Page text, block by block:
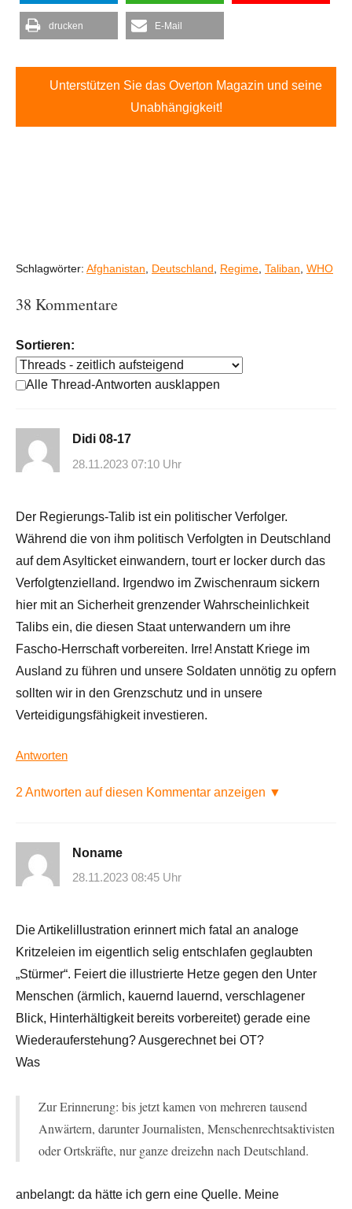
drucken E-Mail
Unterstützen Sie das Overton Magazin und seine
Unabhängigkeit!
Schlagwörter: Afghanistan, Deutschland, Regime, Taliban, WHO
38 Kommentare
Sortieren:
Alle Thread-Antworten ausklappen
Didi 08-17
28.11.2023 07:10 Uhr
Der Regierungs-Talib ist ein politischer Verfolger.
Während die von ihm politisch Verfolgten in Deutschland
auf dem Asylticket einwandern, tourt er locker durch das
Verfolgtenzielland. Irgendwo im Zwischenraum sickern
hier mit an Sicherheit grenzender Wahrscheinlichkeit
Talibs ein, die diesen Staat unterwandern um ihre
Fascho-Herrschaft vorbereiten. Irre! Anstatt Kriege im
Ausland zu führen und unsere Soldaten unnötig zu opfern
sollten wir in den Grenzschutz und in unsere
Verteidigungsfähigkeit investieren.
Antworten
2 Antworten auf diesen Kommentar anzeigen ▼
Noname
28.11.2023 08:45 Uhr
Die Artikelillustration erinnert mich fatal an analoge
Kritzeleien im eigentlich selig entschlafen geglaubten
„Stürmer“. Feiert die illustrierte Hetze gegen den Unter
Menschen (ärmlich, kauernd lauernd, verschlagener
Blick, Hinterhältigkeit bereits vorbereitet) gerade eine
Wiederauferstehung? Ausgerechnet bei OT?
Was
Zur Erinnerung: bis jetzt kamen von mehreren tausend
Anwärtern, darunter Journalisten, Menschenrechtsaktivisten
oder Ortskräfte, nur ganze dreizehn nach Deutschland.
anbelangt: da hätte ich gern eine Quelle. Meine